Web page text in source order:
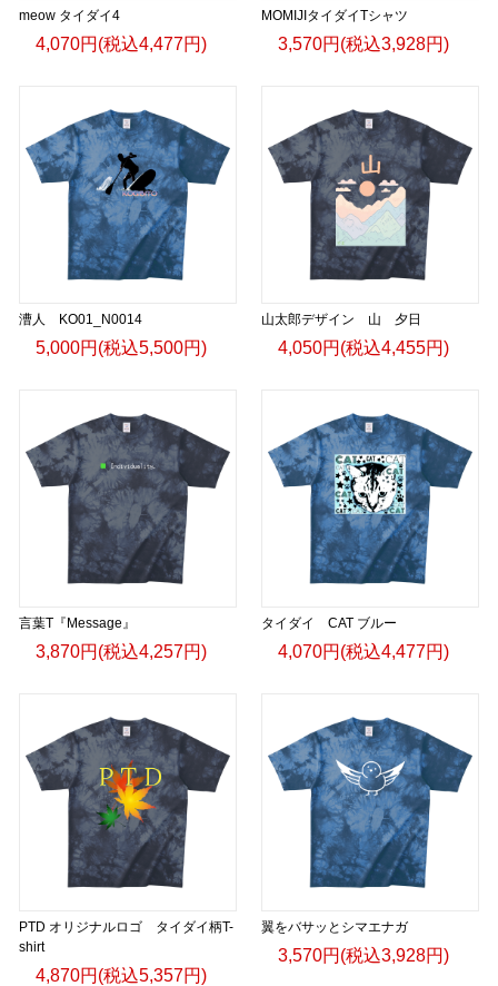
meow タイダイ4
4,070円(税込4,477円)
MOMIJIタイダイTシャツ
3,570円(税込3,928円)
漕人 KO01_N0014
5,000円(税込5,500円)
山太郎デザイン 山 夕日
4,050円(税込4,455円)
言葉T『Message』
3,870円(税込4,257円)
タイダイ CAT ブルー
4,070円(税込4,477円)
PTD オリジナルロゴ タイダイ柄T-
shirt
4,870円(税込5,357円)
翼をバサッとシマエナガ
3,570円(税込3,928円)